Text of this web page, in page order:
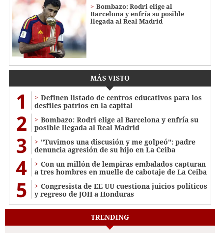
Bombazo: Rodri elige al
Barcelona y enfría su posible
llegada al Real Madrid
MÁS VISTO
1
Definen listado de centros educativos para los
desfiles patrios en la capital
2
Bombazo: Rodri elige al Barcelona y enfría su
posible llegada al Real Madrid
3
"Tuvimos una discusión y me golpeó": padre
denuncia agresión de su hijo en La Ceiba
4
Con un millón de lempiras embalados capturan
a tres hombres en muelle de cabotaje de La Ceiba
5
Congresista de EE UU cuestiona juicios políticos
y regreso de JOH a Honduras
TRENDING